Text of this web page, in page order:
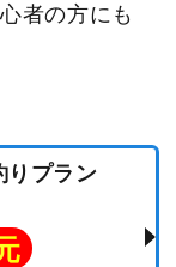
者の方にも
プラン